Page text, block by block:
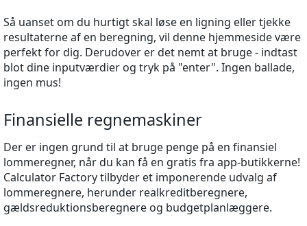
Så uanset om du hurtigt skal løse en ligning eller tjekke
resultaterne af en beregning, vil denne hjemmeside være
perfekt for dig. Derudover er det nemt at bruge - indtast
blot dine inputværdier og tryk på "enter". Ingen ballade,
ingen mus!
Finansielle regnemaskiner
Der er ingen grund til at bruge penge på en finansiel
lommeregner, når du kan få en gratis fra app-butikkerne!
Calculator Factory tilbyder et imponerende udvalg af
lommeregnere, herunder realkreditberegnere,
gældsreduktionsberegnere og budgetplanlæggere.